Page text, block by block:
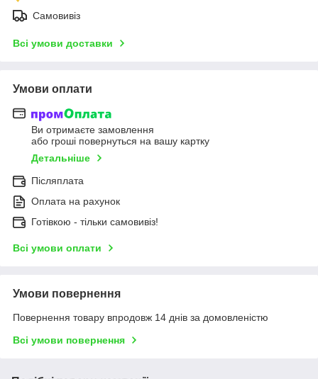
Самовивіз
Всі умови доставки
Умови оплати
Ви отримаєте замовлення
або гроші повернуться на вашу картку
Детальніше
Післяплата
Оплата на рахунок
Готівкою - тільки самовивіз!
Всі умови оплати
Умови повернення
Повернення товару впродовж 14 днів за домовленістю
Всі умови повернення